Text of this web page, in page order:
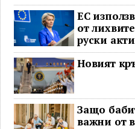
ЕС
от
руски
Украйна
Новият
Защо
важни от